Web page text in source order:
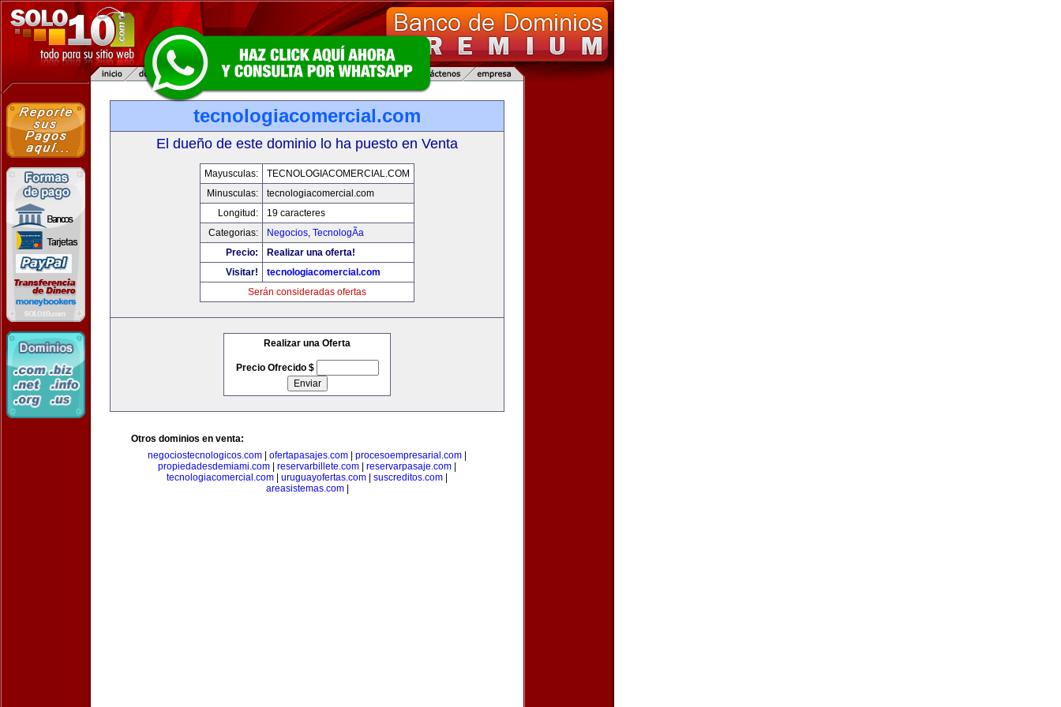
tecnologiacomercial.com
El dueño de este dominio lo ha puesto en Venta
Mayusculas:
TECNOLOGIACOMERCIAL.COM
Minusculas:
tecnologiacomercial.com
Longitud:
19 caracteres
Categorias:
Negocios, TecnologÃ­a
Precio:
Realizar una oferta!
Visitar!
tecnologiacomercial.com
Serán consideradas ofertas
Realizar una Oferta
Precio Ofrecido $
Otros dominios en venta:
negociostecnologicos.com
ofertapasajes.com procesoempresarial.com
propiedadesdemiami.com
reservarbillete.com reservarpasaje.com
tecnologiacomercial.com
uruguayofertas.com suscreditos.com
areasistemas.com|